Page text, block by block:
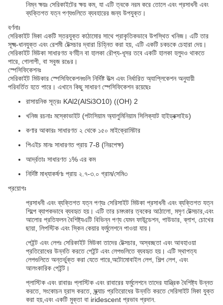
নিম্ন ক্ষয়ঃ সেরিকাইটের ক্ষয় কম, যা এটি ত্বকে নরম করে তোলে এবং প্রসাধনী এবং
ব্যক্তিগত যত্ন পণ্যগুলিতে ব্যবহারের জন্য উপযুক্ত।
বর্ণনাঃ
সেরিকাইট মিকা একটি স্তরযুক্ত কাঠামোর সাথে প্রাকৃতিকভাবে উপস্থিত খনিজ। এটি তার
সূক্ষ্ম-ধানযুক্ত এবং রেশমী টেক্সচার দ্বারা চিহ্নিত করা হয়, এটি একটি চকচকে চেহারা দেয়।
সেরিকাইট মিউকা সাধারণত বর্ণহীন বা হালকা রৌপ্য-ধূসর তবে একটি হালকা হলুদও থাকতে
পারে, গোলাপী, বা সবুজ রঙের।
স্পেসিফিকেশনঃ
সেরিকাইট মিউকার স্পেসিফিকেশনগুলি নির্দিষ্ট উত্স এবং নির্ধারিত অ্যাপ্লিকেশন অনুযায়ী
পরিবর্তিত হতে পারে। এখানে কিছু সাধারণ স্পেসিফিকেশন রয়েছেঃ
রাসায়নিক সূত্রঃ KAl2(AlSi3O10) ((OH) 2
খনিজ রচনাঃ মস্কোভাইট (পটাসিয়াম অ্যালুমিনিয়াম সিলিক্যাট হাইড্রক্সাইড)
কণার আকারঃ সাধারণত ২ থেকে ১৫০ মাইক্রোমিটার
পিএইচ মানঃ সাধারণত প্রায় 7-8 (নিরপেক্ষ)
আর্দ্রতাঃ সাধারণত ১% এর কম
নির্দিষ্ট মাধ্যাকর্ষণঃ প্রায় ২.৭-৩.০ গ্রাম/সেমি৩
প্রয়োগঃ
প্রসাধনী এবং ব্যক্তিগত যত্ন পণ্যঃ সেরিসাইট মিউকা প্রসাধনী এবং ব্যক্তিগত যত্ন
শিল্পে ব্যাপকভাবে ব্যবহৃত হয়। এটি তার চমৎকার ত্বকের আঠালো, মসৃণ টেক্সচার,এবং
আলোর প্রতিফলন বৈশিষ্ট্যএটি বিভিন্ন পণ্য যেমন ফাউন্ডেশন, পাউডার, ব্লাশ, চোখের
ছায়া, লিপস্টিক এবং স্কিন কেয়ার ফর্মুলেশনে পাওয়া যায়।
পেইন্ট এবং লেপঃ সেরিকাইট মিউকা তাদের টেক্সচার, অস্বচ্ছতা এবং আবহাওয়া
প্রতিরোধের উন্নতি করতে পেইন্ট এবং লেপগুলিতে ব্যবহৃত হয়। এটি স্থাপত্য
লেপগুলিতে অন্তর্ভুক্ত করা যেতে পারে,অটোমোবাইল লেপ, শিল্প লেপ, এবং
আলংকারিক পেইন্ট।
প্লাস্টিক এবং রাবারঃ প্লাস্টিক এবং রাবারের ফর্মুলেশনে তাদের যান্ত্রিক বৈশিষ্ট্য উন্নত
করতে, সংকোচন হ্রাস করতে, স্ক্র্যাচ প্রতিরোধের উন্নতি করতে সেরিসাইট মিকা যুক্ত
করা হয়,এবং একটি মুক্তা বা iridescent প্রভাব প্রদান.